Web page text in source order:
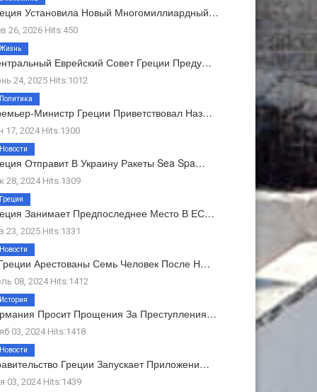
Установила Новый Многомиллиардный…
26, 2026 Hits:450
Еврейский Совет Греции Преду…
24, 2025 Hits:1012
Жизнь
Министр Греции Приветствовал Наз…
17, 2024 Hits:1300
Политика
Отправит В Украину Ракеты Sea Spa…
28, 2024 Hits:1309
Новости
Занимает Предпоследнее Место В ЕС…
23, 2025 Hits:1331
Греция
Арестованы Семь Человек После Н…
08, 2024 Hits:1412
Новости
Просит Прощения За Преступления…
03, 2024 Hits:1418
История
Греции Запускает Приложени…
03, 2024 Hits:1439
Новости